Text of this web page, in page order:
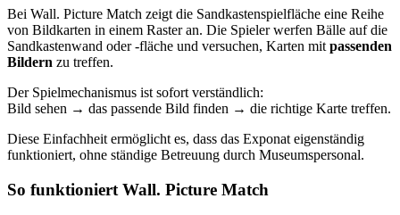
Bei Wall. Picture Match zeigt die Sandkastenspielfläche eine Reihe
von Bildkarten in einem Raster an. Die Spieler werfen Bälle auf die
Sandkastenwand oder -fläche und versuchen, Karten mit passenden
Bildern zu treffen.
Der Spielmechanismus ist sofort verständlich:
Bild sehen → das passende Bild finden → die richtige Karte treffen.
Diese Einfachheit ermöglicht es, dass das Exponat eigenständig
funktioniert, ohne ständige Betreuung durch Museumspersonal.
So funktioniert Wall. Picture Match